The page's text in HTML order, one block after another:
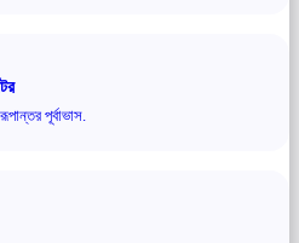
পূর্বাভাস.